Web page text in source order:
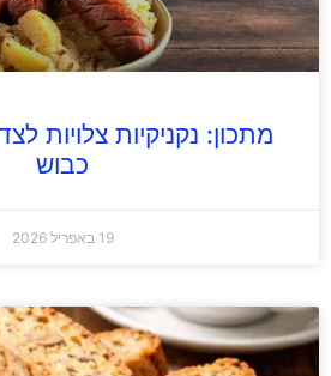
מתכון: נקניקיות צלויות
כבוש
19 באפריל 2026